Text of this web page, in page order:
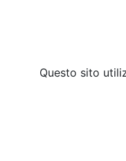
Questo sito